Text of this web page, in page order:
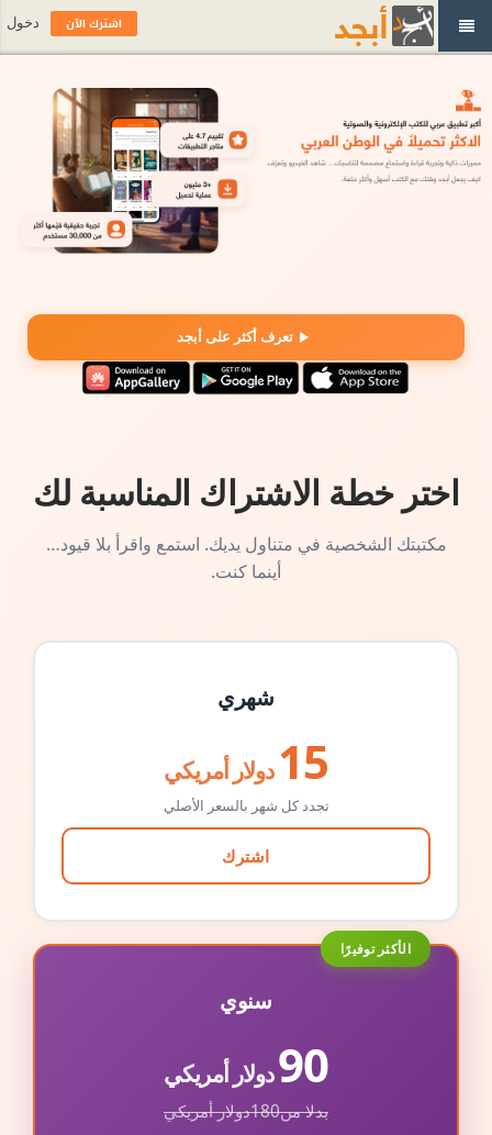
تعرف أكثر على أبجد
اختر خطة الاشتراك المناسبة لك
مكتبتك الشخصية في متناول يديك. استمع واقرأ بلا قيود…
أينما كنت.
شهري
15 دولار أمريكي
تجدد كل شهر بالسعر الأصلي
اشترك
الأكثر توفيرًا
سنوي
90دولار أمريكي
بدلا من180دولار أمريكي
اشترك الآن دخول